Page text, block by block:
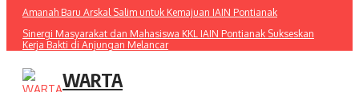
Amanah Baru Arskal Salim untuk Kemajuan IAIN Pontianak
Sinergi Masyarakat dan Mahasiswa KKL IAIN Pontianak Sukseskan
Kerja Bakti di Anjungan Melancar
WARTA